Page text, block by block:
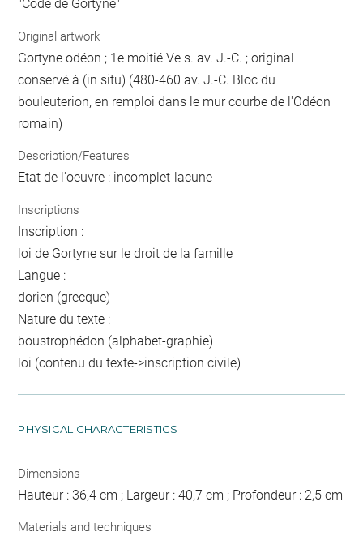
"Code de Gortyne"
Original artwork
Gortyne odéon ; 1e moitié Ve s. av. J.-C. ; original
conservé à (in situ) (480-460 av. J.-C. Bloc du
bouleuterion, en remploi dans le mur courbe de l'Odéon
romain)
Description/Features
Etat de l'oeuvre : incomplet-lacune
Inscriptions
Inscription :
loi de Gortyne sur le droit de la famille
Langue :
dorien (grecque)
Nature du texte :
boustrophédon (alphabet-graphie)
loi (contenu du texte->inscription civile)
PHYSICAL CHARACTERISTICS
Dimensions
Hauteur : 36,4 cm ; Largeur : 40,7 cm ; Profondeur : 2,5 cm
Materials and techniques